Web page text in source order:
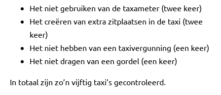
Het niet gebruiken van de taxameter (twee keer)
Het creëren van extra zitplaatsen in de taxi (twee
keer)
Het niet hebben van een taxivergunning (een keer)
Het niet dragen van een gordel (een keer)
In totaal zijn zo’n vijftig taxi’s gecontroleerd.